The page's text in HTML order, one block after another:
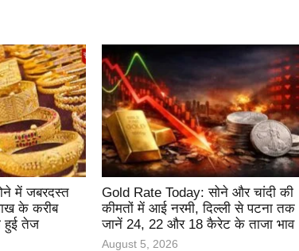
में जबरदस्त
के करीब
हुई तेज
Gold Rate Today: सोने और चांदी की
कीमतों में आई नरमी, दिल्ली से पटना तक
जानें 24, 22 और 18 कैरेट के ताजा भाव
August 5, 2026